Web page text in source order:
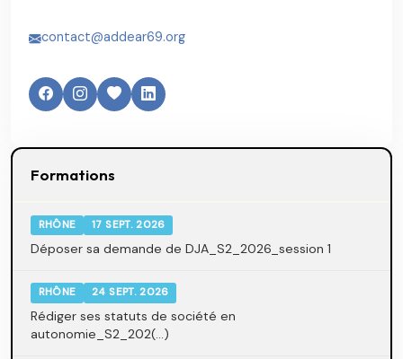
contact@addear69.org
Formations
RHÔNE 17 SEPT. 2026
Déposer sa demande de DJA_S2_2026_session 1
RHÔNE 24 SEPT. 2026
Rédiger ses statuts de société en
autonomie_S2_202(...)